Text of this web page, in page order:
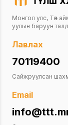
Монгол улс, Төв
уулын баруун
Лавлах
70119400
Сайжруулсан
Email